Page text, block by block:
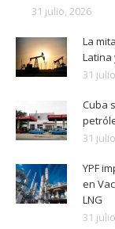
31 julio, 2026
La
Latina
31
Cuba
31
YPF
en
LNG
31